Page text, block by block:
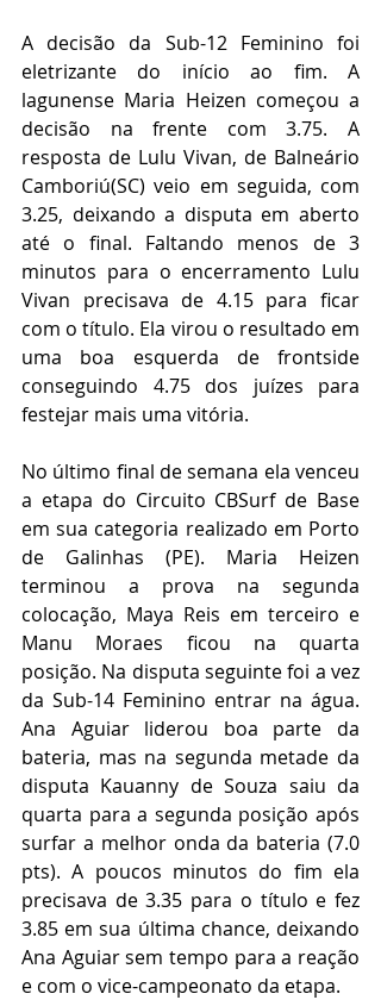
A decisão da Sub-12 Feminino foi
eletrizante do início ao fim. A
lagunense Maria Heizen começou a
decisão na frente com 3.75. A
resposta de Lulu Vivan, de Balneário
Camboriú(SC) veio em seguida, com
3.25, deixando a disputa em aberto
até o final. Faltando menos de 3
minutos para o encerramento Lulu
Vivan precisava de 4.15 para ficar
com o título. Ela virou o resultado em
uma boa esquerda de frontside
conseguindo 4.75 dos juízes para
festejar mais uma vitória.
No último final de semana ela venceu
a etapa do Circuito CBSurf de Base
em sua categoria realizado em Porto
de Galinhas (PE). Maria Heizen
terminou a prova na segunda
colocação, Maya Reis em terceiro e
Manu Moraes ficou na quarta
posição. Na disputa seguinte foi a vez
da Sub-14 Feminino entrar na água.
Ana Aguiar liderou boa parte da
bateria, mas na segunda metade da
disputa Kauanny de Souza saiu da
quarta para a segunda posição após
surfar a melhor onda da bateria (7.0
pts). A poucos minutos do fim ela
precisava de 3.35 para o título e fez
3.85 em sua última chance, deixando
Ana Aguiar sem tempo para a reação
e com o vice-campeonato da etapa.